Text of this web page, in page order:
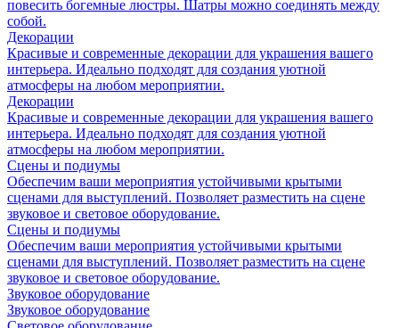
повесить богемные люстры. Шатры можно соединять между
собой.
Декорации
Красивые и современные декорации для украшения вашего
интерьера. Идеально подходят для создания уютной
атмосферы на любом мероприятии.
Декорации
Красивые и современные декорации для украшения вашего
интерьера. Идеально подходят для создания уютной
атмосферы на любом мероприятии.
Сцены и подиумы
Обеспечим ваши мероприятия устойчивыми крытыми
сценами для выступлений. Позволяет разместить на сцене
звуковое и световое оборудование.
Сцены и подиумы
Обеспечим ваши мероприятия устойчивыми крытыми
сценами для выступлений. Позволяет разместить на сцене
звуковое и световое оборудование.
Звуковое оборудование
Звуковое оборудование